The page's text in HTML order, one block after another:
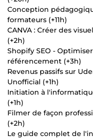
Conception
formateurs (+11h)
CANVA : Créer des
(+2h)
Shopify SEO -
référencement (+3h)
Revenus passifs sur
Unofficial (+1h)
Initiation à
(+1h)
Filmer de façon
(+2h)
Le guide complet de